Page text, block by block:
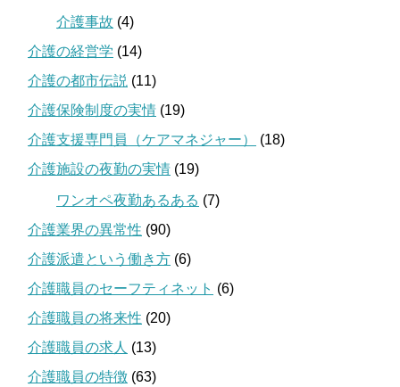
介護事故 (4)
介護の経営学 (14)
介護の都市伝説 (11)
介護保険制度の実情 (19)
介護支援専門員（ケアマネジャー）
(18)
介護施設の夜勤の実情 (19)
ワンオペ夜勤あるある (7)
介護業界の異常性 (90)
介護派遣という働き方 (6)
介護職員のセーフティネット (6)
介護職員の将来性 (20)
介護職員の求人 (13)
介護職員の特徴 (63)